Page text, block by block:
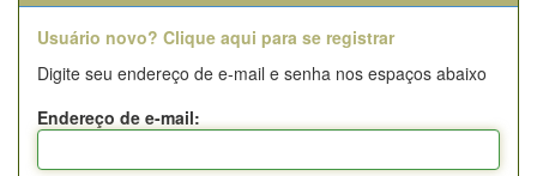
Usuário novo? Clique aqui para se registrar
Digite seu endereço de e-mail e senha nos espaços abaixo
Endereço de e-mail: